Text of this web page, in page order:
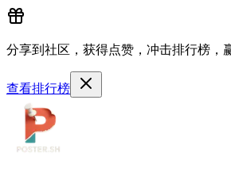
分享到社区，获得点赞，冲击排行榜，
查看排行榜